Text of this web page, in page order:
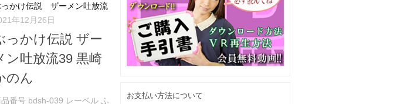
っかけ伝説 ザーメン吐放流
年12月26日
っかけ伝説 ザー
ン吐放流39 黒崎
のん
番号 bdsh-039 レーベル ふ
お支払い方法について